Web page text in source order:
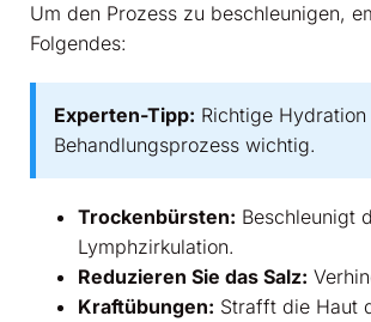
Um den Prozess zu beschleunigen,
Folgendes:
Experten-Tipp: Richtige
Behandlungsprozess wichtig.
Trockenbürsten: Beschleunigt
Lymphzirkulation.
Reduzieren Sie das Salz:
Kraftübungen: Strafft die Haut